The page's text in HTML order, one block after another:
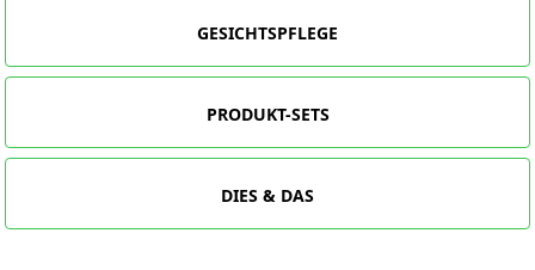
GESICHTSPFLEGE
PRODUKT-SETS
DIES & DAS